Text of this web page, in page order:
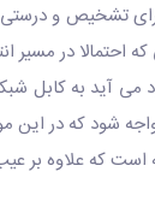
تشخیص و درستی
احتمالا در مسیر
می آید به
شود که در
که علاوه بر